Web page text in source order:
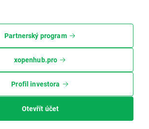
Partnerský program
xopenhub.pro
Profil investora
Otevřít účet